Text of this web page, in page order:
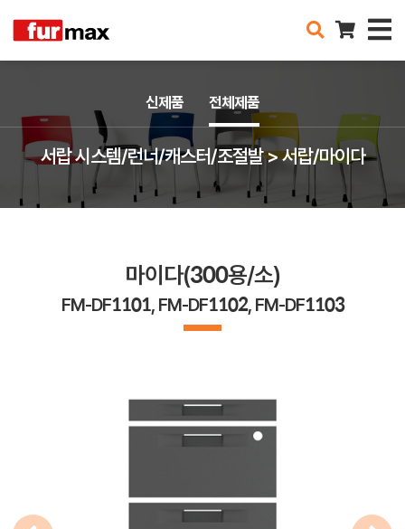
서랍 시스템/런너/캐스터/조절발 > 서랍/마이다
신제품 전체제품
마이다(300용/소)
FM-DF1101, FM-DF1102, FM-DF1103